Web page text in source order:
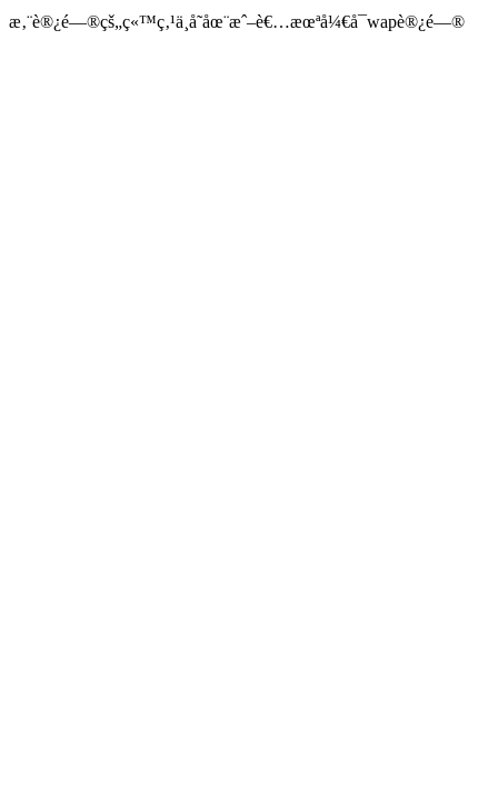
æ‚¨è®¿é—®çš„ç«™ç‚¹ä¸å­˜åœ¨æˆ–è€…æœªå¼€å¯wapè®¿é—®